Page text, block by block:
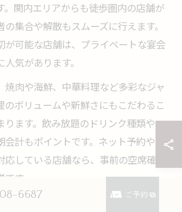
。関内エリアからも徒歩圏内の店舗が
集合や解散もスムーズに行えます。
が可能な店舗は、プライベートな宴会
気があります。
焼肉や海鮮、中華料理など多彩なジャ
のボリュームや新鮮さにもこだわるこ
ります。飲み放題のドリンク種類や、
会計もポイントです。ネット予約やリ
している店舗なら、事前の空席確認
す。
は、希望するコース内容や人数に合わ
6687 ご予約